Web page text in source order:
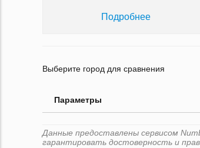
Подробнее
Выберите город для сравнения
Параметры
Данные предоставлены сервисом
гарантировать достоверность и